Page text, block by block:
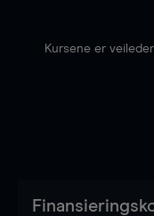
Kursene er